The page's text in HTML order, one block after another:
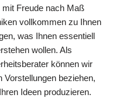
mit Freude nach Maß
vollkommen zu Ihnen
was Ihnen essentiell
wollen. Als
können wir
Vorstellungen beziehen,
Ideen produzieren.